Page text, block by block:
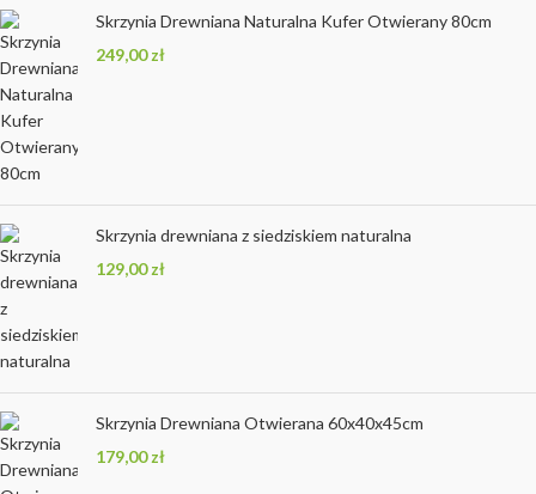
Skrzynia Drewniana Naturalna Kufer Otwierany 80cm
249,00zł
Skrzynia drewniana z siedziskiem naturalna
129,00zł
Skrzynia Drewniana Otwierana 60x40x45cm
179,00zł